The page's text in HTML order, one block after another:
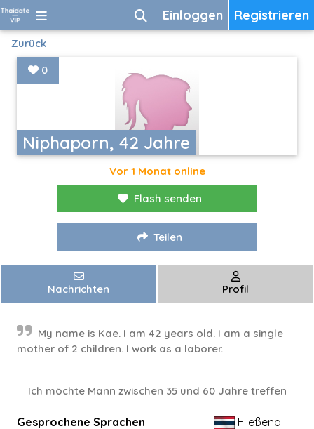
Registrieren
Einloggen
Zurück
Niphaporn, 42 Jahre
0
Vor 1 Monat online
Flash senden
Teilen
Nachrichten Profil
My name is Kae. I am 42 years old. I am a single
mother of 2 children. I work as a laborer.
Ich möchte Mann zwischen 35 und 60 Jahre treffen
Gesprochene Sprachen
Fließend